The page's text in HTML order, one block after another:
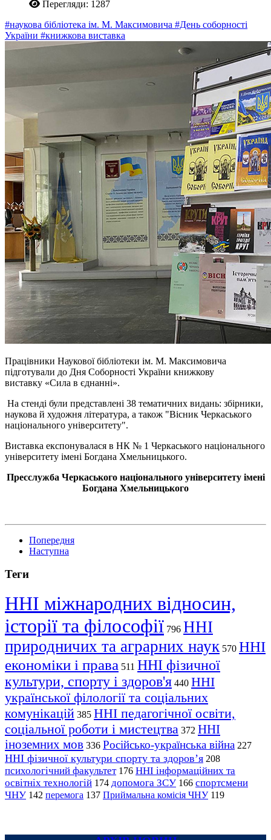
Перегляди: 1287
#наукова бібліотека ім. М. Максимовича #День соборності
України #книжкова виставка
Працівники Наукової бібліотеки ім. М. Максимовича
підготували до Дня Соборності України книжкову
виставку «Сила в єднанні».
На стенді були представлені 38 тематичних видань: збірники,
наукова й художня література, а також "Вісник Черкаського
національного університету".
Виставка експонувалася в НК № 1 Черкаського національного
університету імені Богдана Хмельницького.
Пресслужба Черкаського національного університету імені
Богдана Хмельницького
Попередня
Наступна
Теги
ННІ міжнародних відносин,
історії та філософії 796 ННІ
природничих та аграрних наук 570 ННІ
економіки і права 511 ННІ фізичної
культури, спорту і здоров'я 440 ННІ
української філології та соціальних
комунікацій 385 ННІ педагогічної освіти,
соціальної роботи і мистецтва 372 ННІ
іноземних мов 336 Російсько-українська війна 227
ННІ фізичної культури спорту та здоров’я 208
психологічний факультет 176 ННІ інформаційних та
освітніх технологій 174 допомога ЗСУ 166 спортсмени
ЧНУ 142 перемога 137 Приймальна комісія ЧНУ 119